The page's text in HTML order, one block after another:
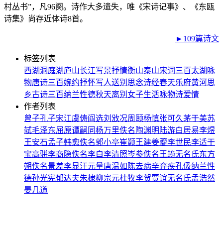
村丛书”，凡96阕。诗作大多遗失，唯《宋诗记事》、《东瓯
诗集》尚存近体诗8首。
►109篇诗文
标签列表
西湖洞庭湖庐山长江写景抒情衡山泰山宋词三百太湖 咏
物唐诗三百婉约抒怀写人送别 思念诗经春天乐府黄河思
乡古诗三百纳兰性德秋天离别 女子生活咏物诗爱情
作者列表
曾子孔子宋江虞俦阎选刘攽况周颐杨慎张可久茅于美苏
轼毛泽东屈原谭嗣同杨万里佚名 陶渊明 陆游白居易李煜
王安石孟子韩愈佚名郭小亭崔颢王建姜夔李世民李适干
宝高骈李商隐佚名李白李清照岑参佚名 王筠无名氏东方
朔佚名景差李显汪元量唐温如 陈去病辛弃疾孔伋纳兰性
德孙光宪郁达夫朱棣柳宗元杜牧李贺贾谊无名氏孟浩然
晏几道